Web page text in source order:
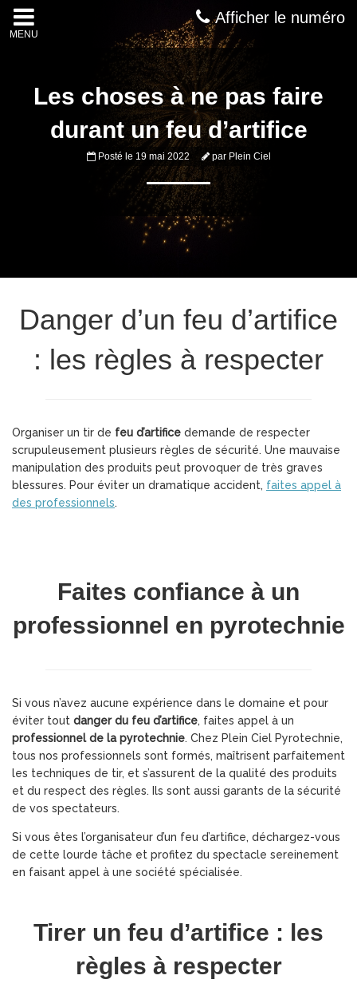
MENU
Afficher le numéro
Les choses à ne pas faire
durant un feu d’artifice
Posté le 19 mai 2022 par Plein Ciel
Danger d’un feu d’artifice
: les règles à respecter
Organiser un tir de feu d’artifice demande de respecter
scrupuleusement plusieurs règles de sécurité. Une mauvaise
manipulation des produits peut provoquer de très graves
blessures. Pour éviter un dramatique accident, faites appel à
des professionnels.
Faites confiance à un
professionnel en pyrotechnie
Si vous n’avez aucune expérience dans le domaine et pour
éviter tout danger du feu d’artifice, faites appel à un
professionnel de la pyrotechnie. Chez Plein Ciel Pyrotechnie,
tous nos professionnels sont formés, maîtrisent parfaitement
les techniques de tir, et s’assurent de la qualité des produits
et du respect des règles. Ils sont aussi garants de la sécurité
de vos spectateurs.
Si vous êtes l’organisateur d’un feu d’artifice, déchargez-vous
de cette lourde tâche et profitez du spectacle sereinement
en faisant appel à une société spécialisée.
Tirer un feu d’artifice : les
règles à respecter